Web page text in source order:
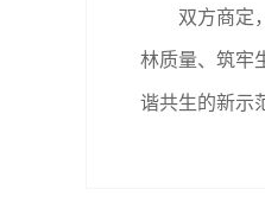
双方商定
林质量、筑牢
谐共生的新示